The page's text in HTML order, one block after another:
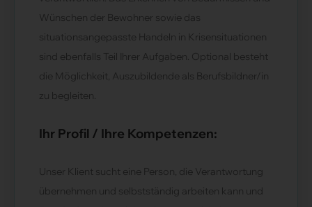
Wünschen der Bewohner sowie das
situationsangepasste Handeln in Krisensituationen
sind ebenfalls Teil Ihrer Aufgaben. Optional besteht
die Möglichkeit, Auszubildende als Berufsbildner/in
zu begleiten.
Ihr Profil / Ihre Kompetenzen:
Unser Klient sucht eine Person, die Verantwortung
übernehmen und selbstständig arbeiten kann und